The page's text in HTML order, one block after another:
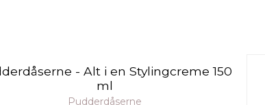
- Alt i en Stylingcreme 150
ml
Pudderdåserne